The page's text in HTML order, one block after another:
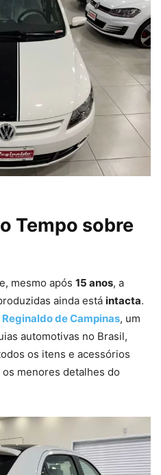
Tempo sobre
mesmo após 15 anos, a
ainda está intacta.
Reginaldo de Campinas, um
automotivas no Brasil,
os itens e acessórios
menores detalhes do